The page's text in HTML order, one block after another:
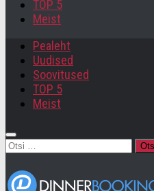
TOP 5
Meist
Pealeht
Uudised
Soovitused
TOP 5
Meist
Otsi: